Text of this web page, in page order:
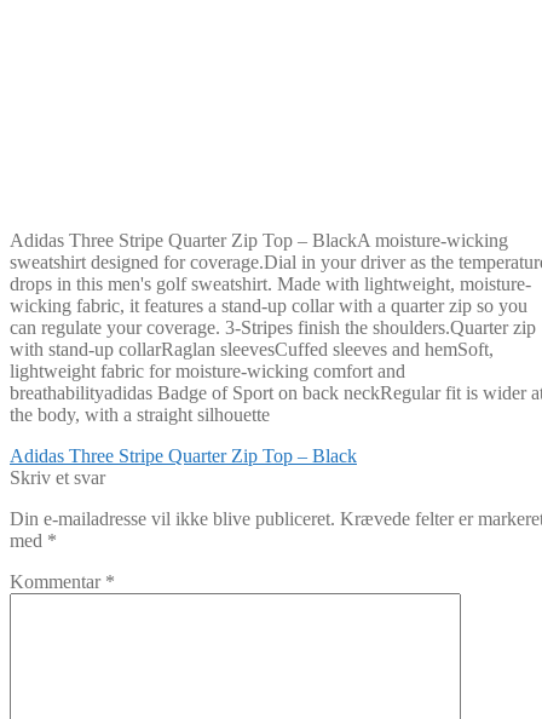
Adidas Three Stripe Quarter Zip Top – BlackA moisture-wicking
sweatshirt designed for coverage.Dial in your driver as the
drops in this men's golf sweatshirt. Made with lightweight, moisture-
wicking fabric, it features a stand-up collar with a quarter zip so you
can regulate your coverage. 3-Stripes finish the shoulders.Quarter zip
with stand-up collarRaglan sleevesCuffed sleeves and hemSoft,
lightweight fabric for moisture-wicking comfort and
breathabilityadidas Badge of Sport on back neckRegular fit is wider
the body, with a straight silhouette
Indlægsnavigation
Forrige
indlæg:
Adidas Three Stripe Quarter Zip Top – Black
Skriv et svar
Din e-mailadresse vil ikke blive publiceret. Krævede felter er
med *
Kommentar *